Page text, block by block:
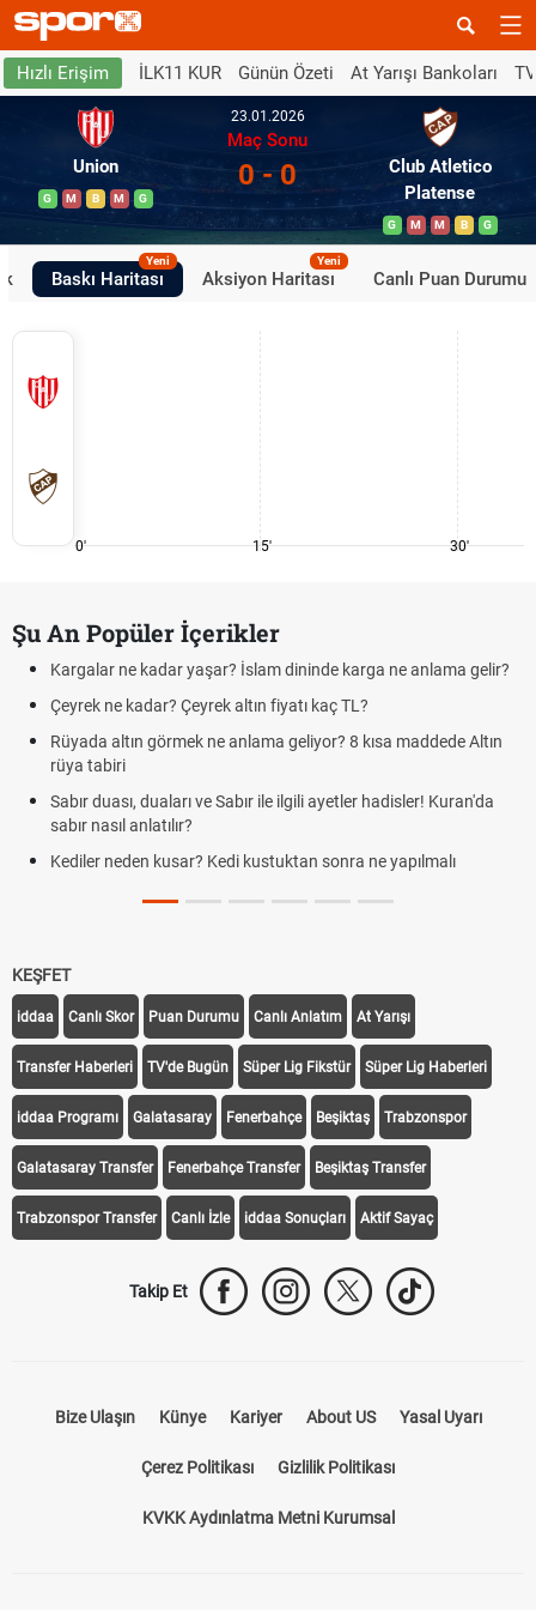
Hızlı Erişim İLK11 KUR Günün Özeti At Yarışı Bankoları
Union
G M B M G
23.01.2026
Maç Sonu
0 - 0
Club Atletico
Platense
G M M B G
Baskı Haritası
Yeni
Aksiyon Haritası
Yeni
Canlı Puan Durumu
0' 15' 30'
Şu An Popüler İçerikler
Kargalar ne kadar yaşar? İslam dininde karga ne anlama gelir?
Çeyrek ne kadar? Çeyrek altın fiyatı kaç TL?
Rüyada altın görmek ne anlama geliyor? 8 kısa maddede Altın
rüya tabiri
Sabır duası, duaları ve Sabır ile ilgili ayetler hadisler! Kuran'da
sabır nasıl anlatılır?
Kediler neden kusar? Kedi kustuktan sonra ne yapılmalı
KEŞFET
iddaa Canlı Skor Puan Durumu Canlı Anlatım At Yarışı
Transfer Haberleri TV'de Bugün Süper Lig Fikstür Süper Lig Haberleri
iddaa Programı Galatasaray Fenerbahçe Beşiktaş Trabzonspor
Galatasaray Transfer Fenerbahçe Transfer Beşiktaş Transfer
Trabzonspor Transfer Canlı İzle iddaa Sonuçları Aktif Sayaç
Takip Et
Bize Ulaşın Künye Kariyer About US Yasal Uyarı
Çerez Politikası Gizlilik Politikası
KVKK Aydınlatma Metni Kurumsal